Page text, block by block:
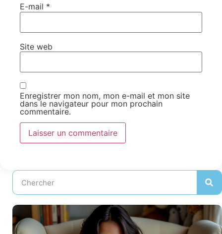
E-mail *
Site web
Enregistrer mon nom, mon e-mail et mon site
dans le navigateur pour mon prochain
commentaire.